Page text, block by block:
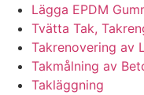
Lägga EPDM
Tvätta Tak,
Takrenovering av
Takmålning av
Takläggning